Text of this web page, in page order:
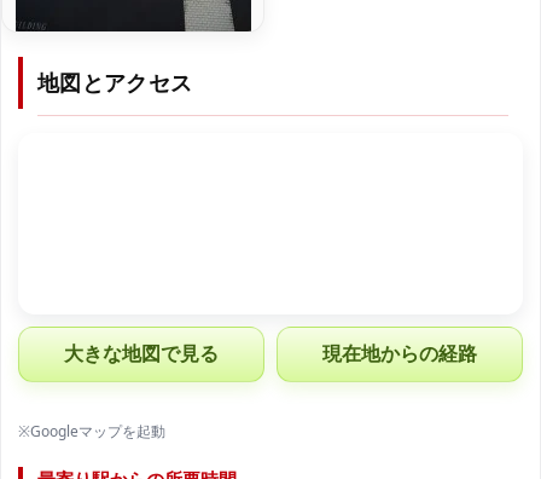
地図とアクセス
大きな地図で見る 現在地からの経路
※Googleマップを起動